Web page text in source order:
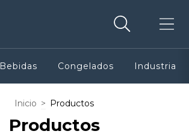
Bebidas Congelados Industria
Inicio > Productos
Productos